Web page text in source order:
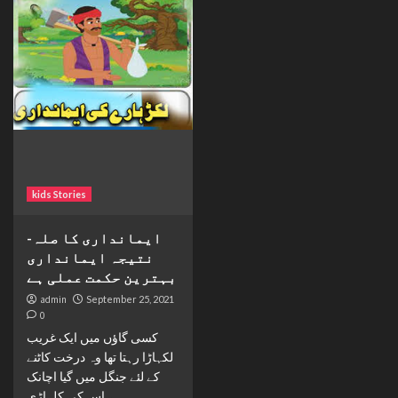
kids Stories
ایمانداری کا صلہ-
نتیجہ ایمانداری
بہترین حکمت عملی ہے
admin September 25, 2021
0
کسی گاؤں میں ایک غریب
لکہاڑا رہتا تھا وہ درخت کاٹنے
کے لئے جنگل میں گیا اچانک